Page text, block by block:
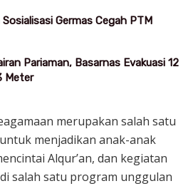
Germas Cegah PTM
Pariaman, Basarnas Evakuasi 12
Meter
merupakan salah satu
menjadikan anak-anak
Alqur’an, dan kegiatan
salah satu program unggulan